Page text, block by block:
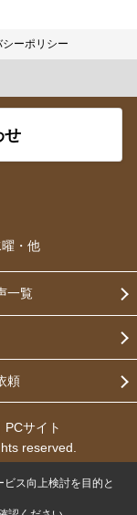
シーポリシー
せ
・他
一覧
頼
PCサイト
reserved.
ス向上検討を目的と